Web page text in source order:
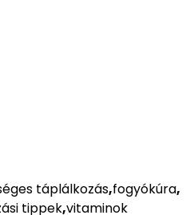
táplálkozás,fogyókúra,
tippek,vitaminok